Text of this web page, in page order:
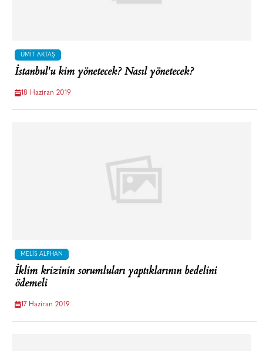
ÜMIT AKTAŞ
İstanbul'u kim yönetecek? Nasıl yönetecek?
18 Haziran 2019
MELIS ALPHAN
İklim krizinin sorumluları yaptıklarının bedelini
ödemeli
17 Haziran 2019